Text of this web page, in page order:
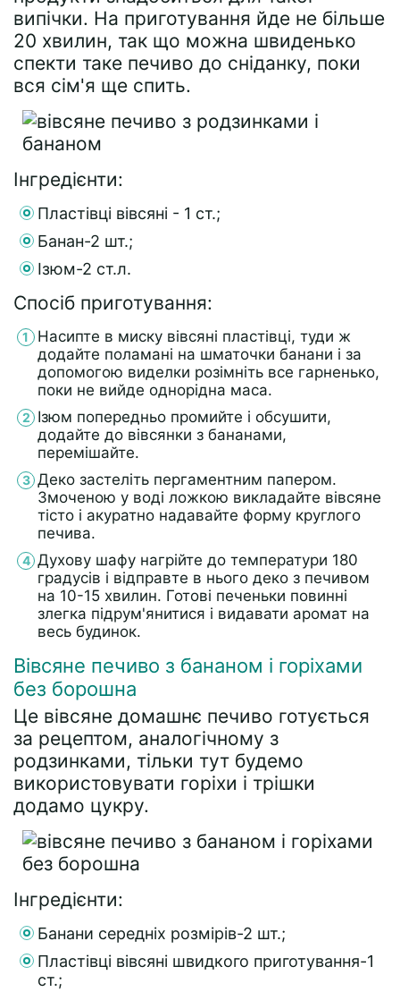
випічки. На приготування йде не більше
20 хвилин, так що можна швиденько
спекти таке печиво до сніданку, поки
вся сім'я ще спить.
Інгредієнти:
Пластівці вівсяні - 1 ст.;
Банан-2 шт.;
Ізюм-2 ст.л.
Спосіб приготування:
Насипте в миску вівсяні пластівці, туди ж
додайте поламані на шматочки банани і за
допомогою виделки розімніть все гарненько,
поки не вийде однорідна маса.
Ізюм попередньо промийте і обсушити,
додайте до вівсянки з бананами,
перемішайте.
Деко застеліть пергаментним папером.
Змоченою у воді ложкою викладайте вівсяне
тісто і акуратно надавайте форму круглого
печива.
Духову шафу нагрійте до температури 180
градусів і відправте в нього деко з печивом
на 10-15 хвилин. Готові печеньки повинні
злегка підрум'янитися і видавати аромат на
весь будинок.
Вівсяне печиво з бананом і горіхами
без борошна
Це вівсяне домашнє печиво готується
за рецептом, аналогічному з
родзинками, тільки тут будемо
використовувати горіхи і трішки
додамо цукру.
Інгредієнти:
Банани середніх розмірів-2 шт.;
Пластівці вівсяні швидкого приготування-1
ст.;